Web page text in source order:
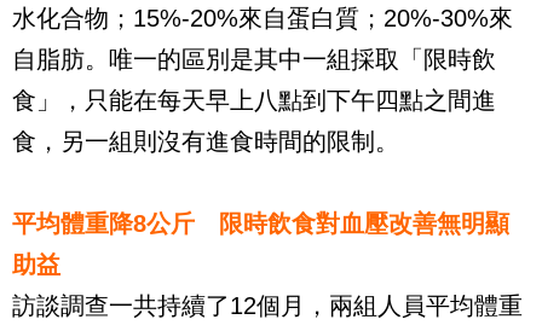
水化合物；15%-20%來自蛋白質；20%-30%來
自脂肪。唯一的區別是其中一組採取「限時飲
食」，只能在每天早上八點到下午四點之間進
食，另一組則沒有進食時間的限制。
平均體重降8公斤 限時飲食對血壓改善無明顯
助益
訪談調查一共持續了12個月，兩組人員平均體重